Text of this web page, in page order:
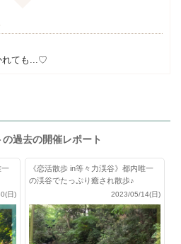
れても...♡
過去の開催レポート
一
日)
《恋活散歩 in等々力渓谷》都内唯一
の渓谷でたっぷり癒され散歩♪
2023/05/14(日)